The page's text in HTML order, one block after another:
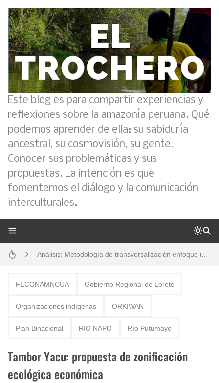
Este blog es para compartir experiencias y
reflexiones sobre la amazonía peruana. Qué
podemos aprender de ella: su sabiduría
ancestral, su cosmovisión, su gente.
Conocer sus problemáticas y sus
propuestas. La intención es que
fomentemos el diálogo y la comunicación
interculturales.
Análisis: Metodología de transversalización enfoque intercultural
Boletín BOLPER - Nro. 10 - del 31 de marzo de 2023
FECONAMNCUA Gobierno Regional de Loreto
Organizaciones indígenas ORKIWAN
Plan Binacional RIO NAPO Río Putumayo
Tambor Yacu: propuesta de zonificación
ecológica económica